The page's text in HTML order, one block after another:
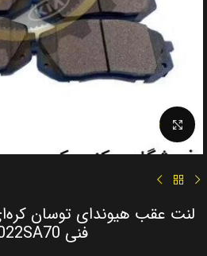
Click to enlarge
فنی 583022SA70